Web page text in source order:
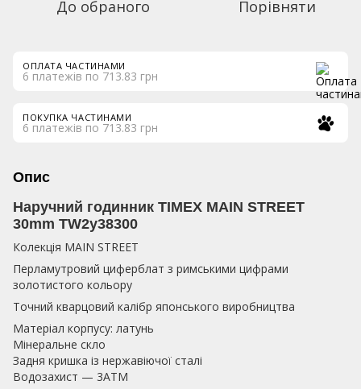
До обраного Порівняти
ОПЛАТА ЧАСТИНАМИ
6 платежів по 713.83 грн
ПОКУПКА ЧАСТИНАМИ
6 платежів по 713.83 грн
Опис
Наручний годинник TIMEX MAIN STREET
30mm TW2y38300
Колекція MAIN STREET
Перламутровий циферблат з римськими цифрами
золотистого кольору
Точний кварцовий калібр японського виробництва
Матеріал корпусу: латунь
Мінеральне скло
Задня кришка із нержавіючої сталі
Водозахист — 3АТМ